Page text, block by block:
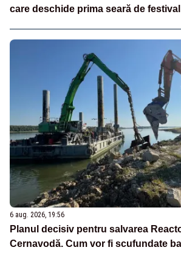
care deschide prima seară de festival
6 aug. 2026, 19:56
Planul decisiv pentru salvarea
Cernavodă. Cum vor fi scufundate